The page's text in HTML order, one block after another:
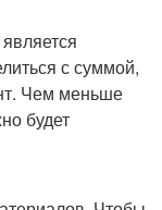
с суммой,
Чем меньше
будет